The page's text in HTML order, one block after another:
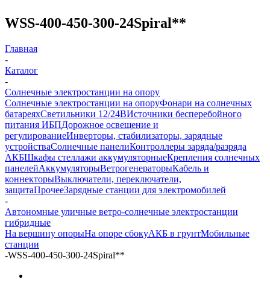
WSS-400-450-300-24Spiral**
Главная
-
Каталог
-
Солнечные электростанции на опору
Солнечные электростанции на опоруФонари на солнечных
батареяхСветильники 12/24ВИсточники бесперебойного
питания ИБПДорожное освещение и
регулированиеИнверторы, стабилизаторы, зарядные
устройстваСолнечные панелиКонтроллеры заряда/разряда
АКБШкафы стеллажи аккумуляторныеКрепления солнечных
панелейАккумуляторыВетрогенераторыКабель и
коннекторыВыключатели, переключатели,
защитаПрочееЗарядные станции для электромобилей
-
Автономные уличные ветро-солнечные электростанции
гибридные
На вершину опорыНа опоре сбокуАКБ в грунтМобильные
станции
-WSS-400-450-300-24Spiral**